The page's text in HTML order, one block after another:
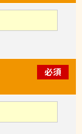
必須